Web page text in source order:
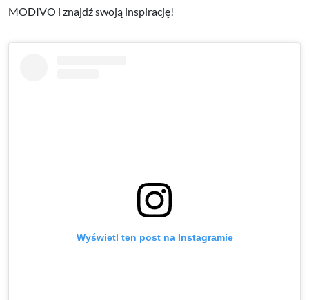
MODIVO i znajdź swoją inspirację!
Wyświetl ten post na Instagramie